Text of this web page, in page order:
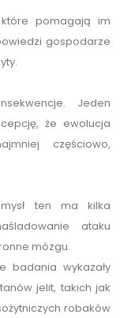
pomagają im
gospodarze
Jeden
że ewolucja
częściowo,
ten ma kilka
ataku
mózgu.
badania wykazały
jelit, takich jak
robaków